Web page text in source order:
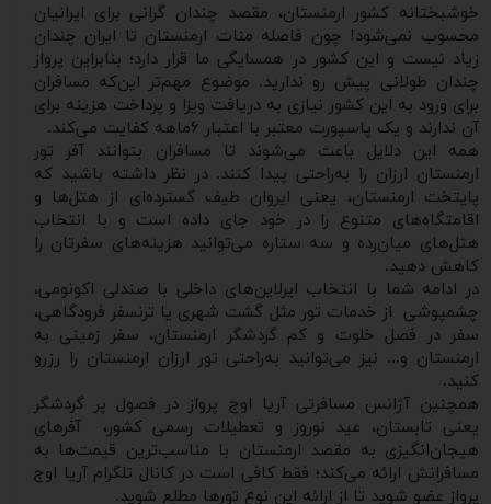
خوشبختانه کشور ارمنستان، مقصد چندان گرانی برای ایرانیان
محسوب نمی‌شود! چون فاصله منات ارمنستان تا ایران چندان
زیاد نیست و این کشور در همسایگی ما قرار دارد؛ بنابراین پرواز
چندان طولانی پیش رو ندارید. موضوع مهم‌تر این‌که مسافران
برای ورود به این کشور نیازی به دریافت ویزا و پرداخت هزینه برای
آن ندارند و یک پاسپورت معتبر با اعتبار ۶ماهه کفایت می‌کند.
همه این دلایل باعث می‌شوند تا مسافران بتوانند آفر تور
ارمنستان ارزان را به‌راحتی پیدا کنند. در نظر داشته باشید که
پایتخت ارمنستان، یعنی ایروان طیف گسترده‌ای از هتل‌ها و
اقامتگاه‌های متنوع را در خود جای ‌داده است و با انتخاب
هتل‌های میان‌رده و سه ستاره می‌توانید هزینه‌های سفرتان را
کاهش دهید.
در ادامه شما با انتخاب ایرلاین‌های داخلی با صندلی اکونومی،
چشمپوشی از خدمات تور مثل گشت شهری یا ترنسفر فرودگاهی،
سفر در فصل خلوت و کم گردشگر ارمنستان، سفر زمینی به
ارمنستان و... نیز می‌توانید به‌راحتی تور ارزان ارمنستان را رزرو
کنید.
همچنین آژانس مسافرتی آریا اوج پرواز در فصول پر گردشگر
یعنی تابستان، عید نوروز و تعطیلات رسمی کشور، آفرهای
هیجان‌انگیزی به مقصد ارمنستان با مناسب‌ترین قیمت‌ها به
مسافرانش ارائه می‌کند؛ فقط کافی است در کانال تلگرام آریا اوج
پرواز عضو شوید تا از ارائه این نوع تورها مطلع شوید.